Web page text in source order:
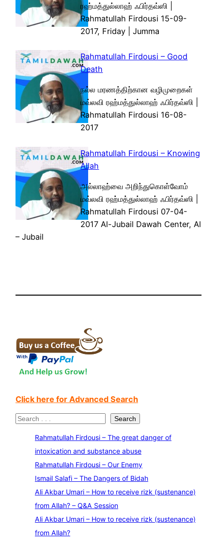
ரஹ்மத்துல்லாஹ் ஃபிர்தவ்ஸி |
Rahmatullah Firdousi 15-09-
2017, Friday | Jumma
Rahmatullah Firdousi – Good
Death
நல்ல மரணத்திற்கான வழிமுறைகள்
மவ்லவி ரஹ்மத்துல்லாஹ் ஃபிர்தவ்ஸி |
Rahmatullah Firdousi 16-08-
2017
Rahmatullah Firdousi – Knowing
Allah
அல்லாஹ்வை அறிந்துகொள்வோம்
மவ்லவி ரஹ்மத்துல்லாஹ் ஃபிர்தவ்ஸி |
Rahmatullah Firdousi 07-04-
2017 Al-Jubail Dawah Center, Al
– Jubail
Click here for Advanced Search
S
Search
Rahmatullah Firdousi – The great danger of
intoxication and substance abuse
Rahmatullah Firdousi – Our Enemy
Ismail Salafi – The Dangers of Bidah
Ali Akbar Umari – How to receive rizk (sustenance)
from Allah? – Q&A Session
Ali Akbar Umari – How to receive rizk (sustenance)
from Allah?